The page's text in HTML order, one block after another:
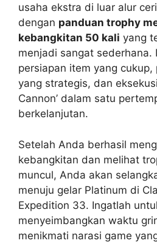
usaha ekstra di luar alur
dengan panduan trophy
kebangkitan 50 kali yang
menjadi sangat sederhana.
persiapan item yang cukup,
yang strategis, dan
Cannon’ dalam satu
berkelanjutan.
Setelah Anda berhasil
kebangkitan dan melihat
muncul, Anda akan
menuju gelar Platinum di
Expedition 33. Ingatlah
menyeimbangkan waktu
menikmati narasi game